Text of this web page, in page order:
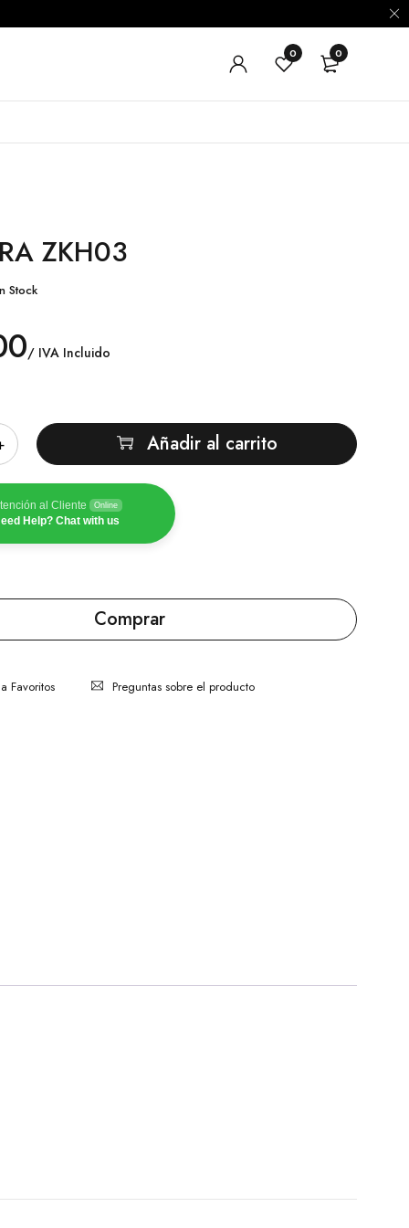
0 0
ZKH03
Stock
/ IVA Incluido
Añadir al carrito
al Cliente Online
Help? Chat with us
Comprar
Preguntas sobre el producto